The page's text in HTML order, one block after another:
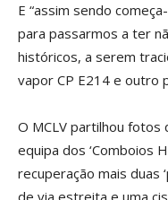
E “assim sendo
para passarmos a ter
históricos, a serem
vapor CP E214 e outro
O MCLV partilhou fotos
equipa dos ‘Comboios
recuperação mais duas
de via estreita e uma